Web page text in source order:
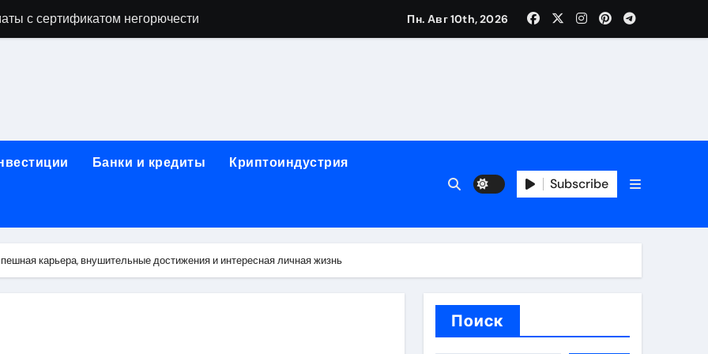
с сертификатом негорючести
и направляющих для конвейерных лент
лотков для хранения электронных компонентов
этапы строительства, проверка застройщика и сценарии оформления сделки
информация о сельскохозяйственных предприятиях
Пн. Авг 10th, 2026
Банки и кредиты Криптоиндустрия
Subscribe
карьера, внушительные достижения и интересная личная жизнь
Поиск